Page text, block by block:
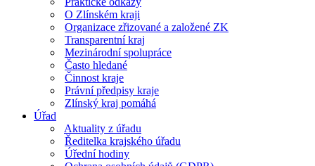
O Zlínském kraji
Organizace zřizované a založené ZK
Transparentní kraj
Mezinárodní spolupráce
Často hledané
Činnost kraje
Právní předpisy kraje
Zlínský kraj pomáhá
Úřad
Aktuality z úřadu
Ředitelka krajského úřadu
Úřední hodiny